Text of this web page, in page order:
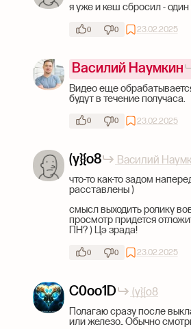
я уже и кеш сбросил -
0 0 23.02.2025
Василий Наумкин
Видео еще
будут в течение получаса.
0 0 23.02.2025
(y}{o8
Василий
что-то как-то задом
расставлены )
смысл выходить ролику
просмотр придется
ПН? ) Цэ зрада!
0 0 23.02.2025
C0oo1D
(y}{o8
Полагаю сразу после
или железо.. Обычно